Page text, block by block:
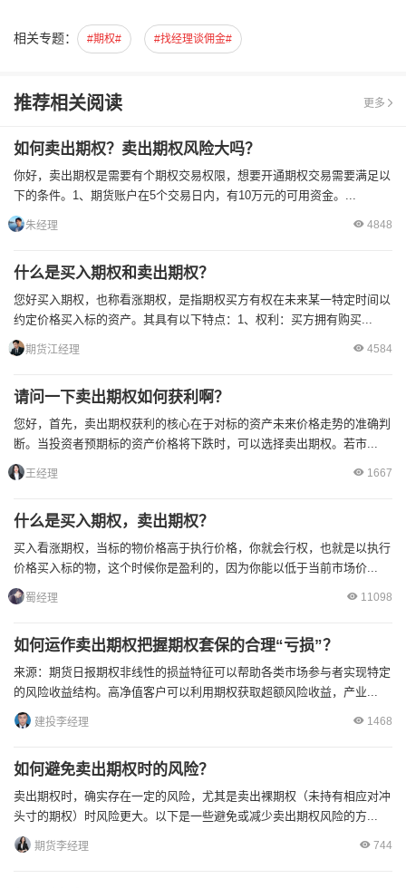
相关专题： #期权# #找经理谈佣金#
推荐相关阅读 更多
如何卖出期权？卖出期权风险大吗？
你好，卖出期权是需要有个期权交易权限，想要开通期权交易需要满足以
下的条件。1、期货账户在5个交易日内，有10万元的可用资金。...
朱经理 4848
什么是买入期权和卖出期权？
您好买入期权，也称看涨期权，是指期权买方有权在未来某一特定时间以
约定价格买入标的资产。其具有以下特点：1、权利：买方拥有购买...
期货江经理 4584
请问一下卖出期权如何获利啊？
您好，首先，卖出期权获利的核心在于对标的资产未来价格走势的准确判
断。当投资者预期标的资产价格将下跌时，可以选择卖出期权。若市...
王经理 1667
什么是买入期权，卖出期权？
买入看涨期权，当标的物价格高于执行价格，你就会行权，也就是以执行
价格买入标的物，这个时候你是盈利的，因为你能以低于当前市场价...
蜀经理 11098
如何运作卖出期权把握期权套保的合理“亏损”？
来源：期货日报期权非线性的损益特征可以帮助各类市场参与者实现特定
的风险收益结构。高净值客户可以利用期权获取超额风险收益，产业...
建投李经理 1468
如何避免卖出期权时的风险？
卖出期权时，确实存在一定的风险，尤其是卖出裸期权（未持有相应对冲
头寸的期权）时风险更大。以下是一些避免或减少卖出期权风险的方...
期货李经理 744